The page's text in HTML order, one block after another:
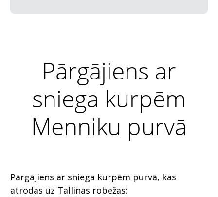
Pārgājiens ar
sniega kurpēm
Menniku purvā
Pārgājiens ar sniega kurpēm purvā, kas
atrodas uz Tallinas robežas: